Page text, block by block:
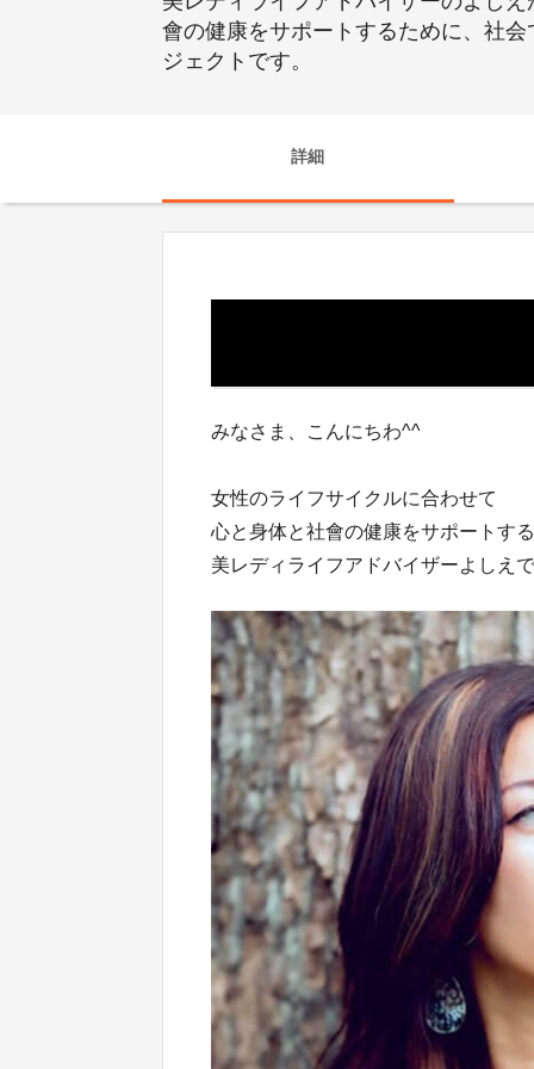
會の健康をサポートするために、社
ジェクトです。
詳細
みなさま、こんにちわ^^
女性のライフサイクルに合わせて
心と身体と社會の健康をサポートする
美レディライフアドバイザーよしえ